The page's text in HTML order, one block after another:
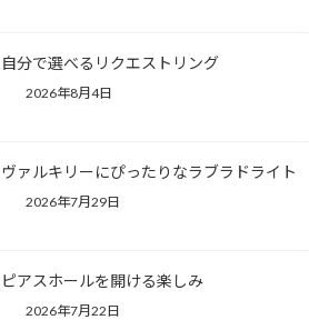
自分で選べるリクエストリング
2026年8月4日
ヴァルキリーにぴったりなラブラドライト
2026年7月29日
ピアスホールを開ける楽しみ
2026年7月22日